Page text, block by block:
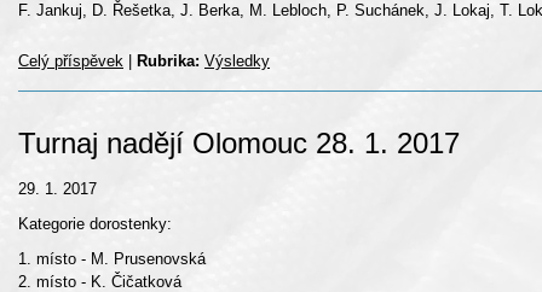
F. Jankuj, D. Řešetka, J. Berka, M. Lebloch, P. Suchánek, J. Lokaj, T.
Celý příspěvek Rubrika: Výsledky
Turnaj nadějí Olomouc 28. 1. 2017
29. 1. 2017
Kategorie dorostenky:
1. místo - M. Prusenovská
2. místo - K. Čičatková